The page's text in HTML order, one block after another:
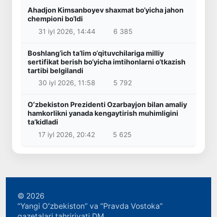
Ahadjon Kimsanboyev shaxmat bo‘yicha jahon
chempioni bo‘ldi
31 iyl 2026, 14:44
6 385
Boshlang‘ich ta’lim o‘qituvchilariga milliy
sertifikat berish bo‘yicha imtihonlarni o‘tkazish
tartibi belgilandi
30 iyl 2026, 11:58
5 792
Oʻzbekiston Prezidenti Ozarbayjon bilan amaliy
hamkorlikni yanada kengaytirish muhimligini
taʼkidladi
17 iyl 2026, 20:42
5 625
© 2026
“Yangi Oʻzbekiston” va “Pravda Vostoka”